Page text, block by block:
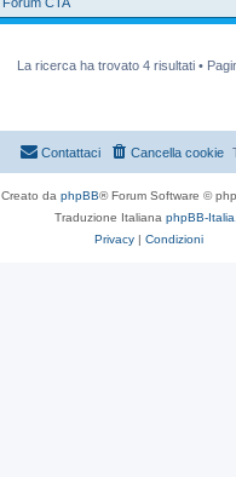
La ricerca ha trovato 4 risultati •
Cancella cookie
Contattaci
Creato da phpBB® Forum Software ©
Traduzione Italiana phpBB-
Privacy | Condizioni